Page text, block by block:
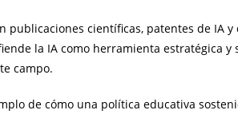
publicaciones científicas, patentes de IA
la IA como herramienta estratégica
campo.
de cómo una política educativa